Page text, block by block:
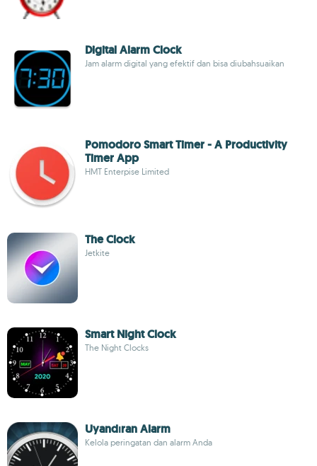
Digital Alarm Clock
Jam alarm digital yang efektif dan bisa diubahsuaikan
Pomodoro Smart Timer - A Productivity
Timer App
HMT Enterpise Limited
The Clock
Jetkite
Smart Night Clock
The Night Clocks
Uyandıran Alarm
Kelola peringatan dan alarm Anda